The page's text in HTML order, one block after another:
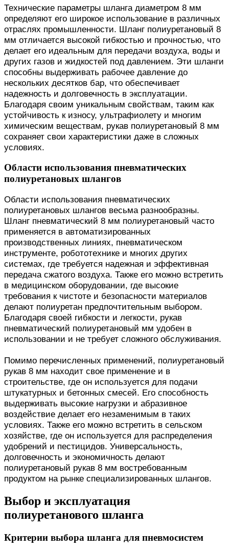
Технические параметры шланга диаметром 8 мм
определяют его широкое использование в различных
отраслях промышленности. Шланг полиуретановый 8
мм отличается высокой гибкостью и прочностью, что
делает его идеальным для передачи воздуха, воды и
других газов и жидкостей под давлением. Эти шланги
способны выдерживать рабочее давление до
нескольких десятков бар, что обеспечивает
надежность и долговечность в эксплуатации.
Благодаря своим уникальным свойствам, таким как
устойчивость к износу, ультрафиолету и многим
химическим веществам, рукав полиуретановый 8 мм
сохраняет свои характеристики даже в сложных
условиях.
Области использования пневматических
полиуретановых шлангов
Области использования пневматических
полиуретановых шлангов весьма разнообразны.
Шланг пневматический 8 мм полиуретановый часто
применяется в автоматизированных
производственных линиях, пневматическом
инструменте, робототехнике и многих других
системах, где требуется надежная и эффективная
передача сжатого воздуха. Также его можно встретить
в медицинском оборудовании, где высокие
требования к чистоте и безопасности материалов
делают полиуретан предпочтительным выбором.
Благодаря своей гибкости и легкости, рукав
пневматический полиуретановый мм удобен в
использовании и не требует сложного обслуживания.
Помимо перечисленных применений, полиуретановый
рукав 8 мм находит свое применение и в
строительстве, где он используется для подачи
штукатурных и бетонных смесей. Его способность
выдерживать высокие нагрузки и абразивное
воздействие делает его незаменимым в таких
условиях. Также его можно встретить в сельском
хозяйстве, где он используется для распределения
удобрений и пестицидов. Универсальность,
долговечность и экономичность делают
полиуретановый рукав 8 мм востребованным
продуктом на рынке специализированных шлангов.
Выбор и эксплуатация
полиуретанового шланга
Критерии выбора шланга для пневмосистем